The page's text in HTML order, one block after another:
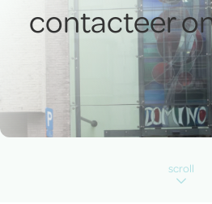
contacteer
scroll